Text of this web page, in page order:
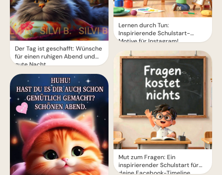
Der Tag ist geschafft: Wünsche
für einen ruhigen Abend und
gute Nacht.
Lernen durch Tun:
Inspirierende Schulstart-
Motive für Instagram!
Mut zum Fragen: Ein
inspirierender Schulstart für
deine Facebook-Timeline